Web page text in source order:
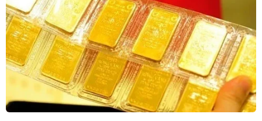
Lãnh đạo mới của đảng cầm quyền Hàn
Quốc ra yêu cầu gây tranh cãi